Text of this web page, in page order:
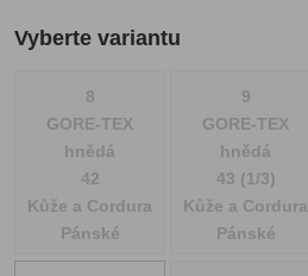
Vyberte variantu
8
GORE-TEX
hnědá
42
Kůže a Cordura
Pánské
9
GORE-TEX
hnědá
43 (1/3)
Kůže a Cordura
Pánské